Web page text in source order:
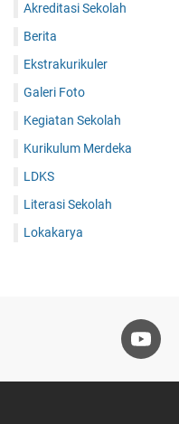
Akreditasi Sekolah
Berita
Ekstrakurikuler
Galeri Foto
Kegiatan Sekolah
Kurikulum Merdeka
LDKS
Literasi Sekolah
Lokakarya